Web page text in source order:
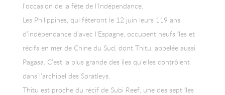
l’occasion de la fête de l’Indépendance.
Les Philippines, qui fêteront le 12 juin leurs 119 ans
d’indépendance d’avec l’Espagne, occupent neufs îles et
récifs en mer de Chine du Sud, dont Thitu, appelée aussi
Pagasa. C’est la plus grande des îles qu’elles contrôlent
dans l’archipel des Spratleys.
Thitu est proche du récif de Subi Reef, une des sept îles